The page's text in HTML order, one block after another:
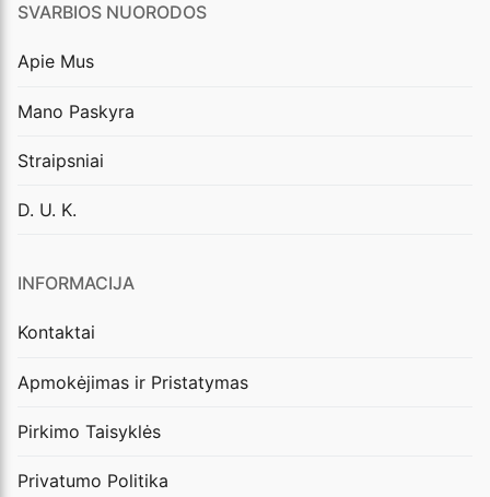
SVARBIOS NUORODOS
Apie Mus
Mano Paskyra
Straipsniai
D. U. K.
INFORMACIJA
Kontaktai
Apmokėjimas ir Pristatymas
Pirkimo Taisyklės
Privatumo Politika